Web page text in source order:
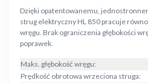
Dzięki opatentowanemu,
strug elektryczny HL 850 pracuje
wręgu. Brak ograniczenia głębokości
poprawek.
Maks. głębokość wręgu:
Prędkość obrotowa wrzeciona struga: